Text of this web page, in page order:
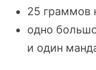
25 граммов
одно
и один